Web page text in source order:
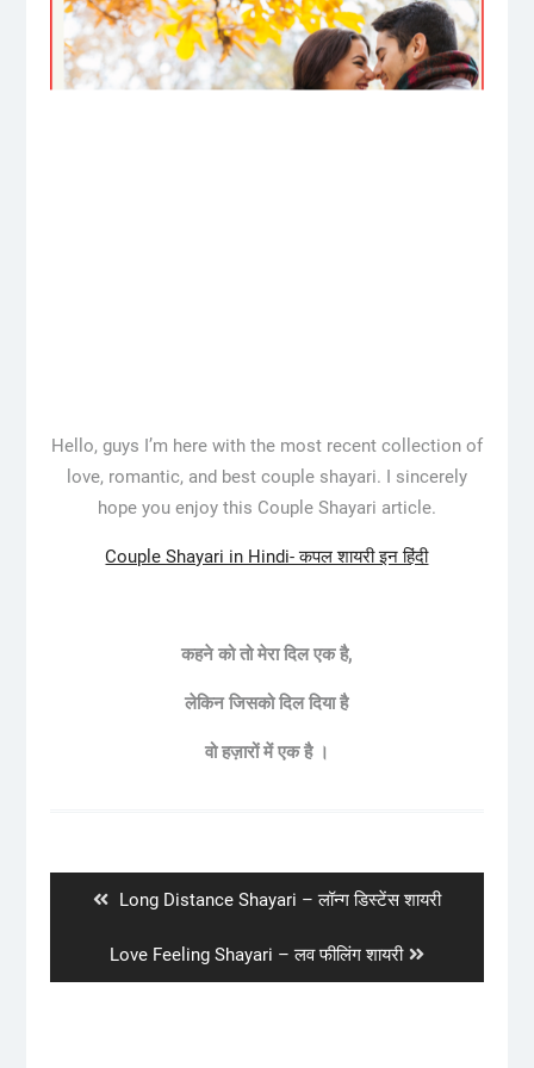
Hello, guys I’m here with the most recent collection of
love, romantic, and best couple shayari. I sincerely
hope you enjoy this Couple Shayari article.
Couple Shayari in Hindi- कपल शायरी इन हिंदी
कहने को तो मेरा दिल एक है,
लेकिन जिसको दिल दिया है
वो हज़ारों में एक है ।
Previous
Long Distance Shayari – लॉन्ग डिस्टेंस शायरी
Next
post:
Love Feeling Shayari – लव फीलिंग शायरी